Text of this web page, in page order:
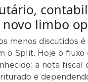
limbo
menos discutidos é
o Split. Hoje o fluxo
a nota fiscal
e